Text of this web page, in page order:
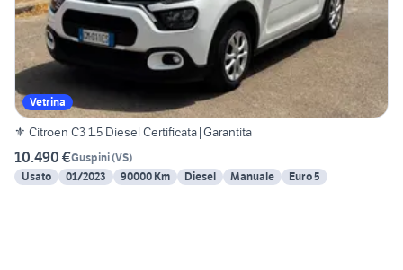
Vetrina
⚜️ Citroen C3 1.5 Diesel Certificata|Garantita
10.490 €Guspini(VS)
Usato
01/2023 90000 Km Diesel Manuale Euro 5